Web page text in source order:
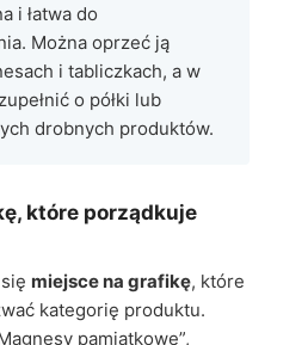
i łatwa do
Można oprzeć ją
i tabliczkach, a w
o półki lub
drobnych produktów.
które porządkuje
miejsce na grafikę, które
kategorię produktu.
pamiątkowe”,